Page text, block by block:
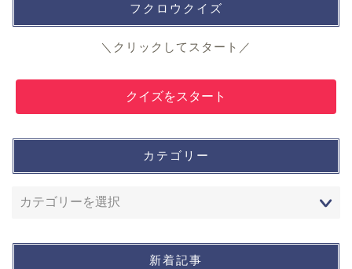
フクロウクイズ
＼クリックしてスタート／
クイズをスタート
カテゴリー
新着記事